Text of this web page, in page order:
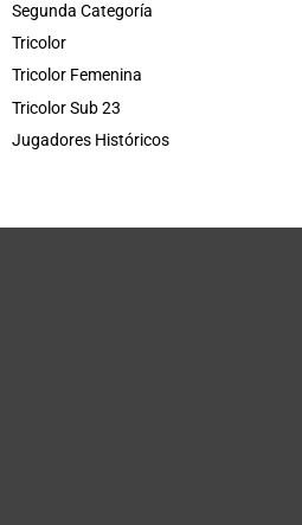
Segunda Categoría
Tricolor
Tricolor Femenina
Tricolor Sub 23
Jugadores Históricos